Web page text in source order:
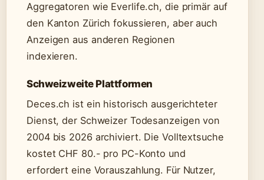
Aggregatoren wie Everlife.ch, die primär auf
den Kanton Zürich fokussieren, aber auch
Anzeigen aus anderen Regionen
indexieren.
Schweizweite Plattformen
Deces.ch ist ein historisch ausgerichteter
Dienst, der Schweizer Todesanzeigen von
2004 bis 2026 archiviert. Die Volltextsuche
kostet CHF 80.- pro PC-Konto und
erfordert eine Vorauszahlung. Für Nutzer,